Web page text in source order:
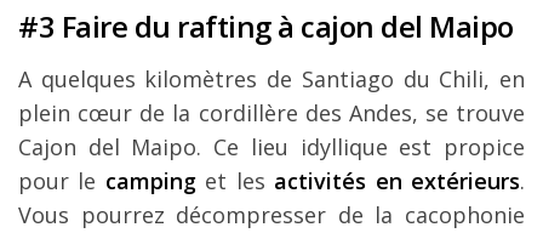
#3 Faire du rafting à cajon del Maipo
A quelques kilomètres de Santiago du Chili, en
plein cœur de la cordillère des Andes, se trouve
Cajon del Maipo. Ce lieu idyllique est propice
pour le campinget les activités en extérieurs.
Vous pourrez décompresser de la cacophonie